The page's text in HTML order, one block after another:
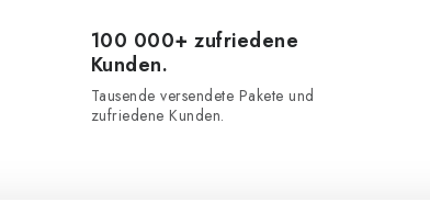
100 000+ zufriedene
Kunden.
Tausende versendete Pakete und
zufriedene Kunden.